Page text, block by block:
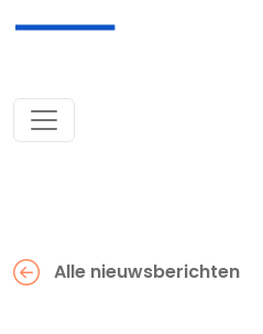
Alle nieuwsberichten